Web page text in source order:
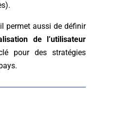
permet aussi de définir
de l’utilisateur
pour des stratégies